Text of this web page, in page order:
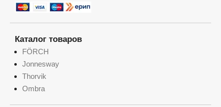
Каталог товаров
FÖRCH
Jonnesway
Thorvik
Ombra